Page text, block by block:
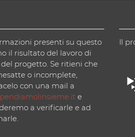
presenti su questo
il risultato del lavoro di
progetto. Se ritieni che
o incomplete,
con una mail a
e
a verificarle e ad
Il